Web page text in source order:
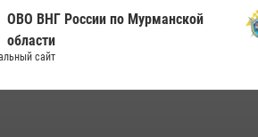
ОВО ВНГ России по Мурманской
области
сайт